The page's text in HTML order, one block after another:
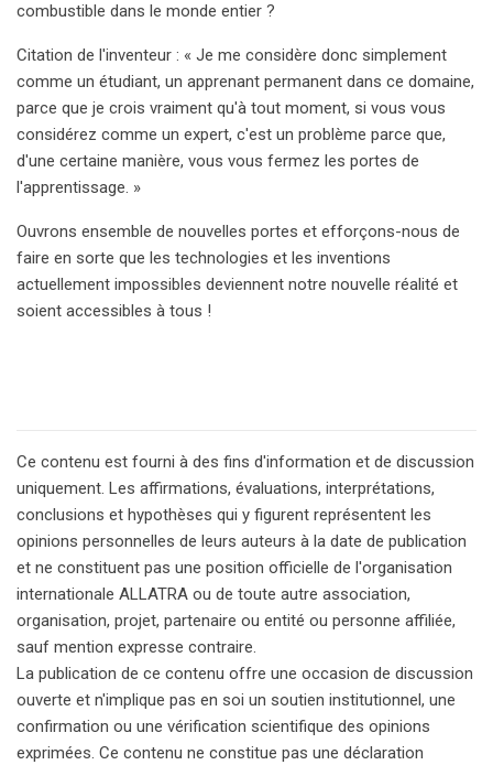
combustible dans le monde entier ?
Citation de l'inventeur : « Je me considère donc simplement
comme un étudiant, un apprenant permanent dans ce domaine,
parce que je crois vraiment qu'à tout moment, si vous vous
considérez comme un expert, c'est un problème parce que,
d'une certaine manière, vous vous fermez les portes de
l'apprentissage. »
Ouvrons ensemble de nouvelles portes et efforçons-nous de
faire en sorte que les technologies et les inventions
actuellement impossibles deviennent notre nouvelle réalité et
soient accessibles à tous !
Ce contenu est fourni à des fins d'information et de discussion
uniquement. Les affirmations, évaluations, interprétations,
conclusions et hypothèses qui y figurent représentent les
opinions personnelles de leurs auteurs à la date de publication
et ne constituent pas une position officielle de l'organisation
internationale ALLATRA ou de toute autre association,
organisation, projet, partenaire ou entité ou personne affiliée,
sauf mention expresse contraire.
La publication de ce contenu offre une occasion de discussion
ouverte et n'implique pas en soi un soutien institutionnel, une
confirmation ou une vérification scientifique des opinions
exprimées. Ce contenu ne constitue pas une déclaration